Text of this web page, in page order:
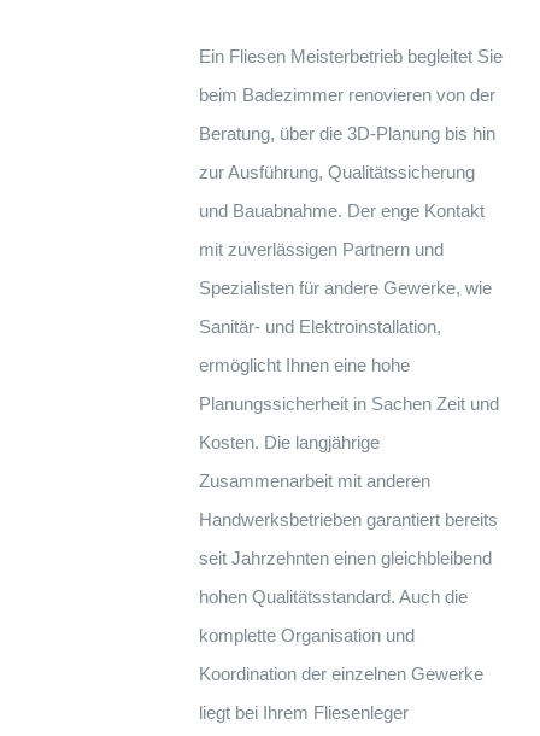
Ein Fliesen Meisterbetrieb begleitet Sie
beim Badezimmer renovieren von der
Beratung, über die 3D-Planung bis hin
zur Ausführung, Qualitätssicherung
und Bauabnahme. Der enge Kontakt
mit zuverlässigen Partnern und
Spezialisten für andere Gewerke, wie
Sanitär- und Elektroinstallation,
ermöglicht Ihnen eine hohe
Planungssicherheit in Sachen Zeit und
Kosten. Die langjährige
Zusammenarbeit mit anderen
Handwerksbetrieben garantiert bereits
seit Jahrzehnten einen gleichbleibend
hohen Qualitätsstandard. Auch die
komplette Organisation und
Koordination der einzelnen Gewerke
liegt bei Ihrem Fliesenleger